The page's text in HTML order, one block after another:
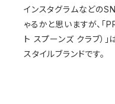
インスタグラムなどの
ゃるかと思いますが、「
ト スプーンズ クラブ）
スタイルブランドです。